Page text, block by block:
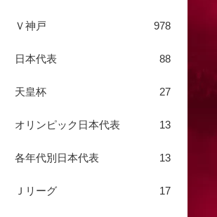
Ｖ神戸 978
日本代表 88
天皇杯 27
オリンピック日本代表 13
各年代別日本代表 13
Ｊリーグ 17